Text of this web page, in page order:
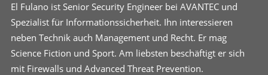
El Fulano ist Senior Security Engineer bei AVANTEC und
Spezialist für Informationssicherheit. Ihn interessieren
neben Technik auch Management und Recht. Er mag
Science Fiction und Sport. Am liebsten beschäftigt er sich
mit Firewalls und Advanced Threat Prevention.